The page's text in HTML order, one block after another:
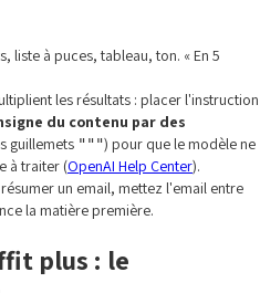
liste à puces, tableau, ton. « En 5
les résultats : placer l'instruction
du contenu par des
guillemets """) pour que le modèle ne
à traiter (OpenAI Help Center).
un email, mettez l'email entre
la matière première.
plus : le